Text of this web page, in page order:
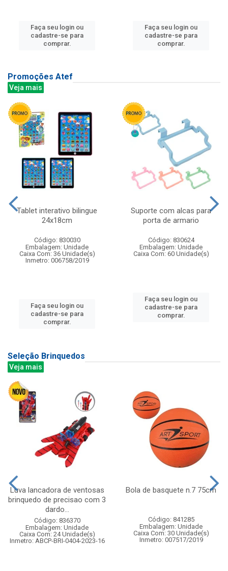
Faça seu login ou
cadastre-se para
comprar.
Faça seu login ou
cadastre-se para
comprar.
Promoções Atef
Veja mais
Tablet interativo bilingue
24x18cm
Código: 830030
Embalagem: Unidade
Caixa Com: 36 Unidade(s)
Inmetro: 006758/2019
Faça seu login ou
cadastre-se para
comprar.
Suporte com alcas para
porta de armario
Código: 830624
Embalagem: Unidade
Caixa Com: 60 Unidade(s)
Faça seu login ou
cadastre-se para
comprar.
Seleção Brinquedos
Veja mais
Luva lancadora de ventosas
brinquedo de precisao com 3
dardo...
Código: 836370
Embalagem: Unidade
Caixa Com: 24 Unidade(s)
Inmetro: ABCP-BRI-0404-2023-16
Bola de basquete n.7 75cm
Código: 841285
Embalagem: Unidade
Caixa Com: 30 Unidade(s)
Inmetro: 007517/2019